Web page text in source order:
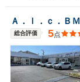
総合評価 5点